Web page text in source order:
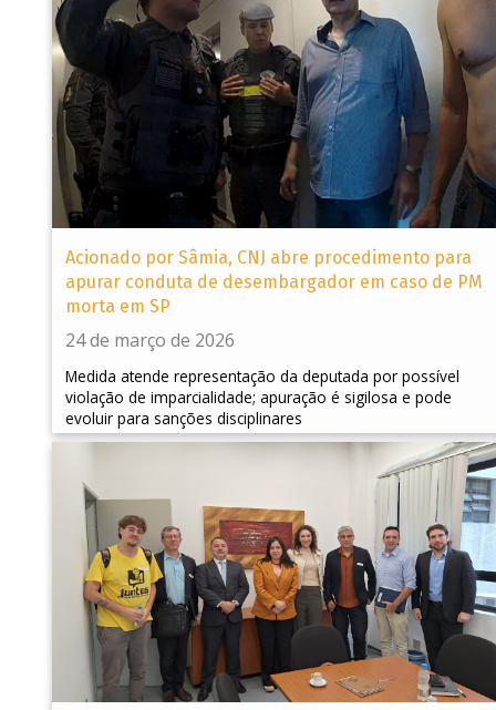
Acionado por Sâmia, CNJ abre procedimento para
apurar conduta de desembargador em caso de PM
morta em SP
24 de março de 2026
Medida atende representação da deputada por possível
violação de imparcialidade; apuração é sigilosa e pode
evoluir para sanções disciplinares